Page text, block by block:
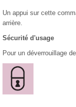
Un appui sur cette
arrière.
Sécurité d'usage
Pour un déverrouillage